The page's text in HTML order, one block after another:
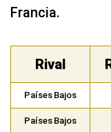
Países Bajos
Suiza
Dinamarca
Serbia